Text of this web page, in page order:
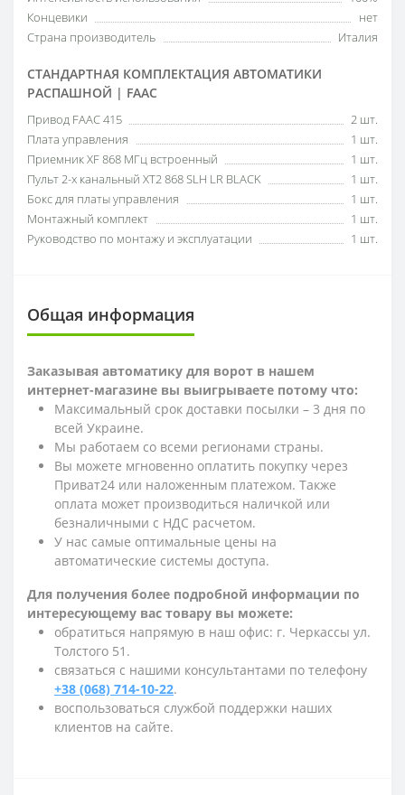
Концевики
нет
Страна производитель
Италия
СТАНДАРТНАЯ КОМПЛЕКТАЦИЯ АВТОМАТИКИ
РАСПАШНОЙ | FAAC
Привод FAAC 415
2 шт.
Плата управления
1 шт.
Приемник XF 868 МГц встроенный
1 шт.
Пульт 2-х канальный XT2 868 SLH LR BLACK
1 шт.
Бокс для платы управления
1 шт.
Монтажный комплект
1 шт.
Руководство по монтажу и эксплуатации
1 шт.
Общая информация
Заказывая автоматику для ворот в нашем
интернет-магазине вы выигрываете потому что:
Максимальный срок доставки посылки – 3 дня по
всей Украине.
Мы работаем со всеми регионами страны.
Вы можете мгновенно оплатить покупку через
Приват24 или наложенным платежом. Также
оплата может производиться наличкой или
безналичными с НДС расчетом.
У нас самые оптимальные цены на
автоматические системы доступа.
Для получения более подробной информации по
интересующему вас товару вы можете:
обратиться напрямую в наш офис: г. Черкассы ул.
Толстого 51.
связаться с нашими консультантами по телефону
+38 (068) 714-10-22.
воспользоваться службой поддержки наших
клиентов на сайте.